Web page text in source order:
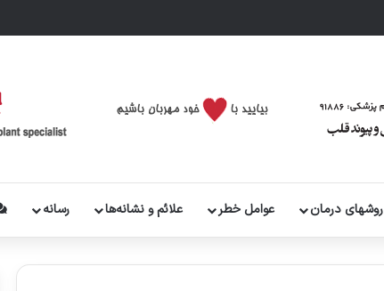
روشهای درمان عوامل خطر علائم و نشانه‌ها رسانه